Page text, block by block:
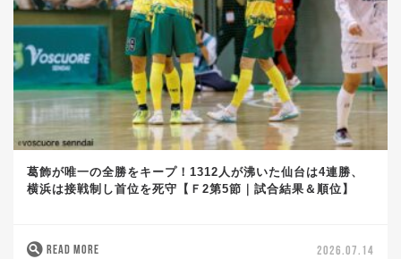
葛飾が唯一の全勝をキープ！1312人が沸いた仙台は4連勝、
横浜は接戦制し首位を死守【Ｆ2第5節｜試合結果＆順位】
READ MORE 2026.07.14